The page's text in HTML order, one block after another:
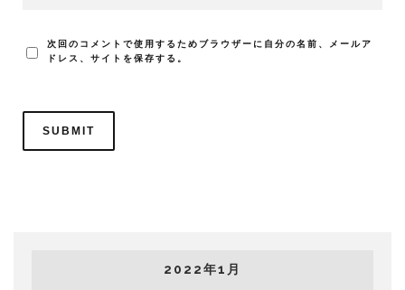
次回のコメントで使用するためブラウザーに自分の名前、メールア
ドレス、サイトを保存する。
2022年1月